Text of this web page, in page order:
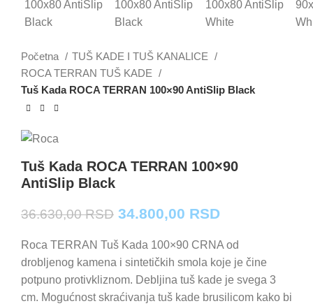
Početna
TUŠ KADE I TUŠ KANALICE
ROCA TERRAN TUŠ KADE
Tuš Kada ROCA TERRAN 100×90 AntiSlip Black
Tuš Kada ROCA TERRAN 100×90
AntiSlip Black
36.630,00RSD Originalna
je
bila:
36.630,00 RSD.
34.800,00 RSDTrenutna
je:
34.800,00
Roca TERRAN Tuš Kada 100×90 CRNA od
drobljenog kamena i sintetičkih smola koje je čine
potpuno protivkliznom. Debljina tuš kade je svega 3
cm. Mogućnost skraćivanja tuš kade brusilicom kako bi